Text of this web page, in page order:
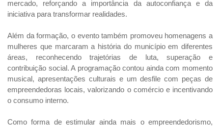
mercado, reforçando a importância da autoconfiança e da
iniciativa para transformar realidades.
Além da formação, o evento também promoveu homenagens a
mulheres que marcaram a história do município em diferentes
áreas, reconhecendo trajetórias de luta, superação e
contribuição social. A programação contou ainda com momento
musical, apresentações culturais e um desfile com peças de
empreendedoras locais, valorizando o comércio e incentivando
o consumo interno.
Como forma de estimular ainda mais o empreendedorismo,